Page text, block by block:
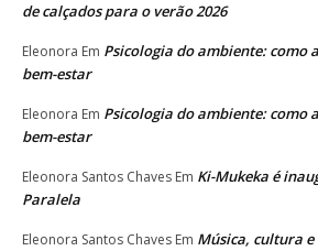
de calçados para o verão 2026
Eleonora Em Psicologia do ambiente: como
bem-estar
Eleonora Em Psicologia do ambiente: como
bem-estar
Eleonora Santos Chaves Em Ki-Mukeka é
Paralela
Eleonora Santos Chaves Em Música, cultura e